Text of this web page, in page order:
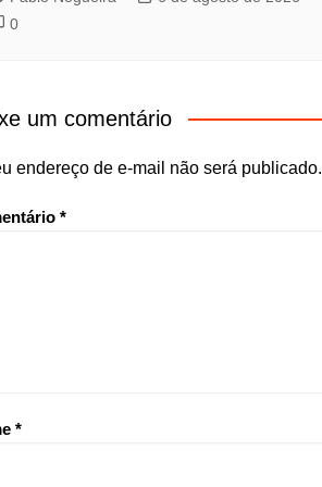
0
um comentário
endereço de e-mail não será publicado.
*
*